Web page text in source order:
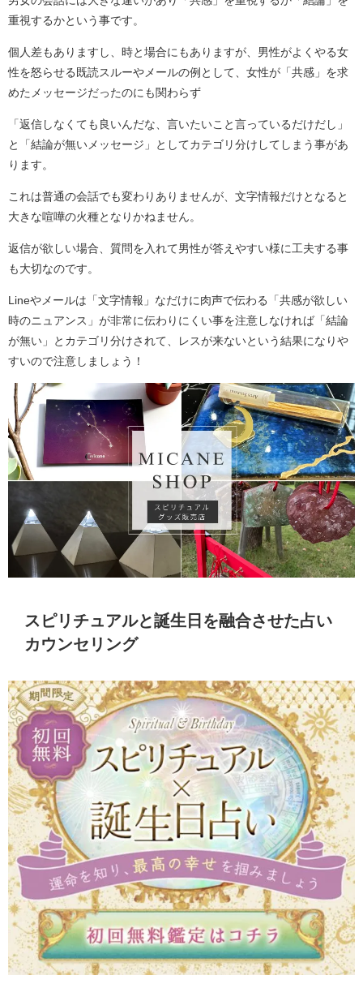
重視するかという事です。
個人差もありますし、時と場合にもありますが、男性がよくやる女
性を怒らせる既読スルーやメールの例として、女性が「共感」を求
めたメッセージだったのにも関わらず
「返信しなくても良いんだな、言いたいこと言っているだけだし」
と「結論が無いメッセージ」としてカテゴリ分けしてしまう事があ
ります。
これは普通の会話でも変わりありませんが、文字情報だけとなると
大きな喧嘩の火種となりかねません。
返信が欲しい場合、質問を入れて男性が答えやすい様に工夫する事
も大切なのです。
Lineやメールは「文字情報」なだけに肉声で伝わる「共感が欲しい
時のニュアンス」が非常に伝わりにくい事を注意しなければ「結論
が無い」とカテゴリ分けされて、レスが来ないという結果になりや
すいので注意しましょう！
スピリチュアルと誕生日を融合させた占い
カウンセリング